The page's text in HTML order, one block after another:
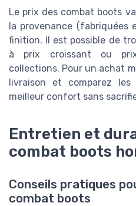
Le prix des combat boots
la provenance (fabriquées
finition. Il est possible de
à prix croissant ou
collections. Pour un achat
livraison et comparez
meilleur confort sans
Entretien et
combat boots
Conseils pratiques
combat boots